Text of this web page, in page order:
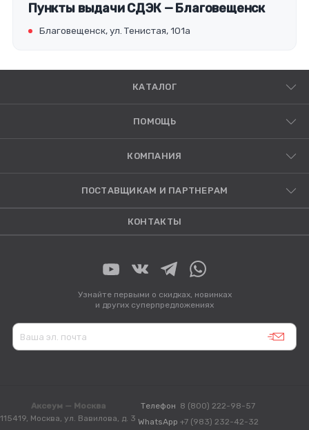
Пункты выдачи СДЭК — Благовещенск
Благовещенск, ул. Тенистая, 101а
КАТАЛОГ
ПОМОЩЬ
КОМПАНИЯ
ПОСТАВЩИКАМ И ПАРТНЕРАМ
КОНТАКТЫ
Узнайте первыми о скидках, новинках
и других суперпредложениях
Аксеум — Москва
115419, Москва, ул. Вавилова, д. 3
Телефон 8 (800) 222-98-57
WhatsApp +7 (983) 232-42-32